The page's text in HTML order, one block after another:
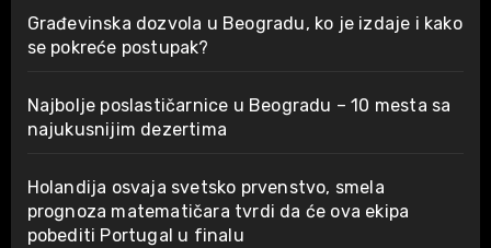
Građevinska dozvola u Beogradu, ko je izdaje i kako
se pokreće postupak?
Najbolje poslastičarnice u Beogradu – 10 mesta sa
najukusnijim dezertima
Holandija osvaja svetsko prvenstvo, smela
prognoza matematičara tvrdi da će ova ekipa
pobediti Portugal u finalu